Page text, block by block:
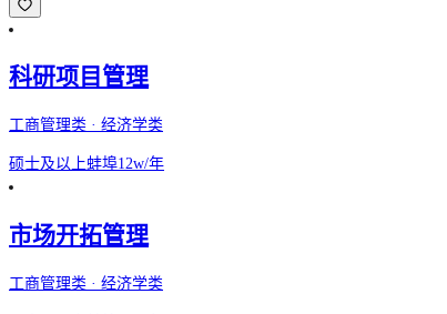
科研项目管理
工商管理类 · 经济学类
硕士及以上蚌埠12w/年
市场开拓管理
工商管理类 · 经济学类